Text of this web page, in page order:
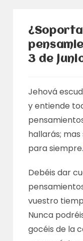
3 de
Jehová
y entiende
hallarás;
para siempre.
Debéis dar
vuestro
Nunca
gocéis de la